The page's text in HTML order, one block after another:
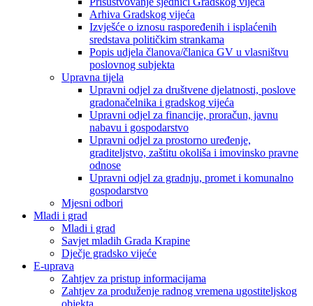
Arhiva Gradskog vijeća
Izvješće o iznosu raspoređenih i isplaćenih
sredstava političkim strankama
Popis udjela članova/članica GV u vlasništvu
poslovnog subjekta
Upravna tijela
Upravni odjel za društvene djelatnosti, poslove
gradonačelnika i gradskog vijeća
Upravni odjel za financije, proračun, javnu
nabavu i gospodarstvo
Upravni odjel za prostorno uređenje,
graditeljstvo, zaštitu okoliša i imovinsko pravne
odnose
Upravni odjel za gradnju, promet i komunalno
gospodarstvo
Mjesni odbori
Mladi i grad
Mladi i grad
Savjet mladih Grada Krapine
Dječje gradsko vijeće
E-uprava
Zahtjev za pristup informacijama
Zahtjev za produženje radnog vremena ugostiteljskog
objekta